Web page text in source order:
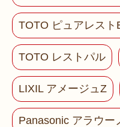
TOTO ピュアレスト
TOTO レストパル
LIXIL アメージュZ
Panasonic アラウー